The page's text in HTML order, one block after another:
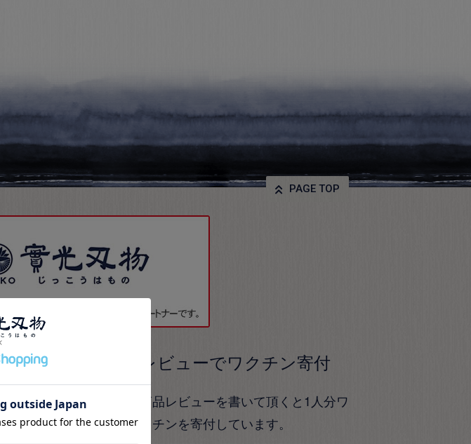
PAGE TOP
最新情報やおす
識をご紹介。
レビューでワクチン寄付
商品レビューを書いて頂くと1人分ワ
クチンを寄付しています。